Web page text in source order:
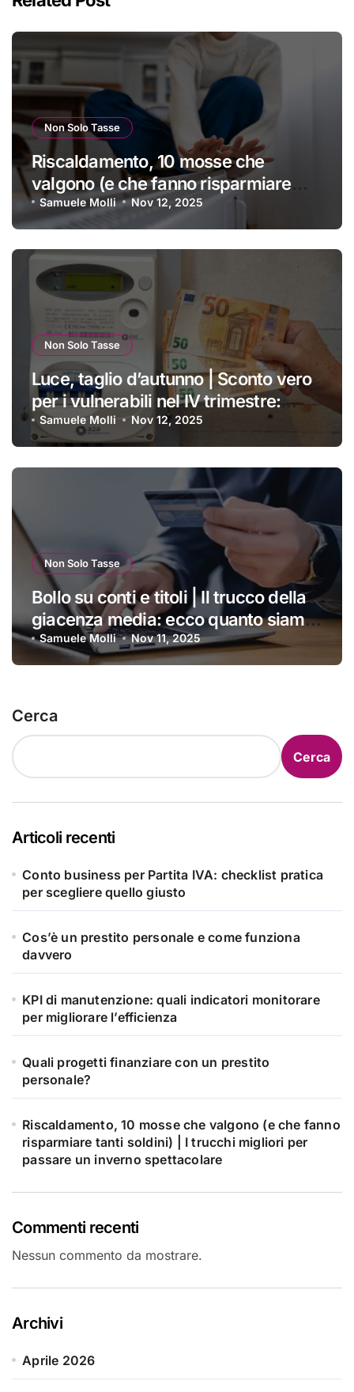
Non Solo Tasse
Riscaldamento, 10 mosse che
valgono (e che fanno risparmiare
tanti soldini) | I trucchi migliori per
passare un inverno spettacolare
Samuele Molli Nov 12, 2025
Non Solo Tasse
Luce, taglio d’autunno | Sconto vero
per i vulnerabili nel IV trimestre:
ecco a chi si applica e come
ottenerlo
Samuele Molli Nov 12, 2025
Non Solo Tasse
Bollo su conti e titoli | Il trucco della
giacenza media: ecco quanto siamo
costretti a pagare ogni anno
Samuele Molli Nov 11, 2025
Cerca
Cerca
Articoli recenti
Conto business per Partita IVA: checklist pratica
per scegliere quello giusto
Cos’è un prestito personale e come funziona
davvero
KPI di manutenzione: quali indicatori monitorare
per migliorare l’efficienza
Quali progetti finanziare con un prestito
personale?
Riscaldamento, 10 mosse che valgono (e che fanno
risparmiare tanti soldini) | I trucchi migliori per
passare un inverno spettacolare
Commenti recenti
Nessun commento da mostrare.
Archivi
Aprile 2026